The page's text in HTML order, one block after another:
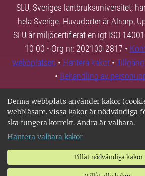
Denna webbplats använder kakor
webbläsare. Vissa kakor är nödvändiga
ska fungera korrekt. Andra är valbara.
Hantera valbara kakor
Tillåt nödvändiga kakor
SLU, Sveriges lantbruksuniversitet,
hela Sverige. Huvudorter är Alnarp,
SLU är miljöcertifierat enligt ISO
10 00 • Org nr: 202100-2817 •
webbplatsen • Hantera kakor •
• Behandling av